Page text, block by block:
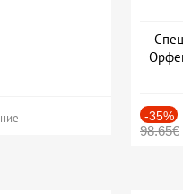
-35%
98.65€